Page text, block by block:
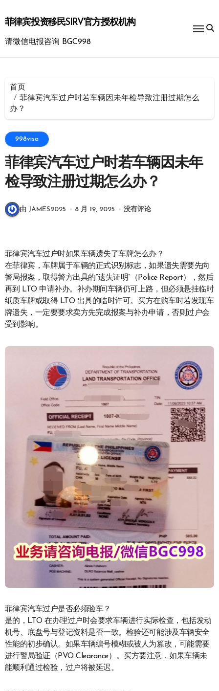
到
内
菲律宾投资移民SIRV官方授权机构
请微信电报咨询 BGC998
首页
菲律宾汽车过户时若车辆因未年检导致注册过期怎么
办？
998visa
菲律宾汽车过户时若车辆因未年
检导致注册过期怎么办？
由 JAMES2025 8 月 19, 2025 没有评论
菲律宾汽车过户时如果车辆遗失了车牌怎么办？
在菲律宾，车牌属于车辆的正式识别标志，如果遗失需要先向
警局报案，取得警方出具的“遗失证明”（Police Report），然后
再到 LTO 申请补办。补办期间车辆仍可上路，但必须悬挂临时
纸质车牌或取得 LTO 出具的临时许可。买方在购车时若发现车
牌遗失，一定要要求卖方先完成报案与补办申请，否则过户会
受到影响。
菲律宾汽车过户是否必须验车？
是的，LTO 在办理过户时会要求车辆进行实际检查，包括发动
机号、底盘号与登记资料是否一致。检验还可能涉及车辆安全
性能的初步确认。如果车辆编号模糊或被人为篡改，可能需要
进行警局验证（PVO Clearance）。买方要注意，如果车辆未
能顺利通过检验，过户将被延迟。